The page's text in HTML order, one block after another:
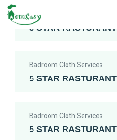
Badroom Cloth Services
5 STAR RASTURANT
Badroom Cloth Services
5 STAR RASTURANT
Badroom Cloth Services
5 STAR RASTURANT